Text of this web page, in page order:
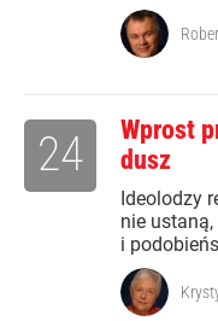
Wprost
dusz
Ideolodzy
nie
i
24